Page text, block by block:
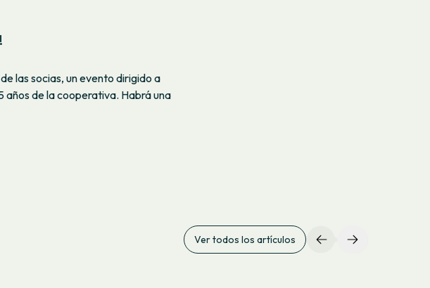
las socias, un evento dirigido a
años de la cooperativa. Habrá una
Ver todos los artículos